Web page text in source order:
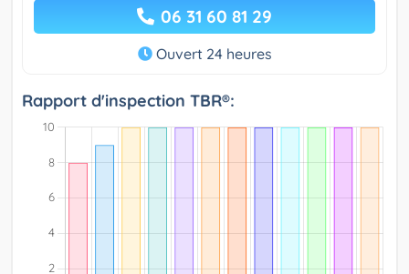
06 31 60 81 29
Ouvert 24 heures
Rapport d'inspection TBR®: